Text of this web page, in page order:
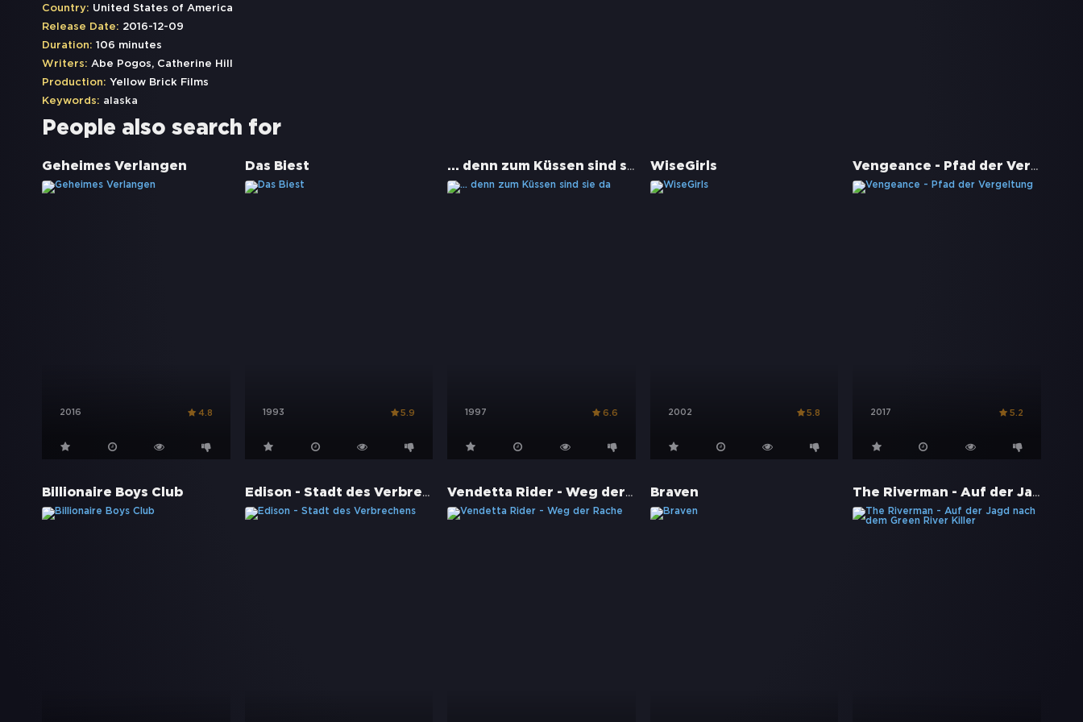
Country: United States of America
Release Date: 2016-12-09
Duration: 106 minutes
Writers: Abe Pogos, Catherine Hill
Production: Yellow Brick Films
Keywords: alaska
People also search for
Geheimes Verlangen
2016 4.8
Das Biest
1993 5.9
... denn zum Küssen sind sie da
1997 6.6
WiseGirls
2002 5.8
Vengeance - Pfad der Vergeltung
2017 5.2
Billionaire Boys Club Edison - Stadt des Verbrechens Vendetta Rider - Weg der Rache Braven The Riverman - Auf der Jagd nach dem Green River Killer